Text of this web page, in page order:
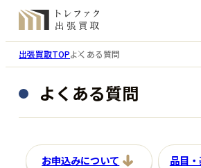
出張買取TOPよくある質問
よくある質問
お申込みについて 品目